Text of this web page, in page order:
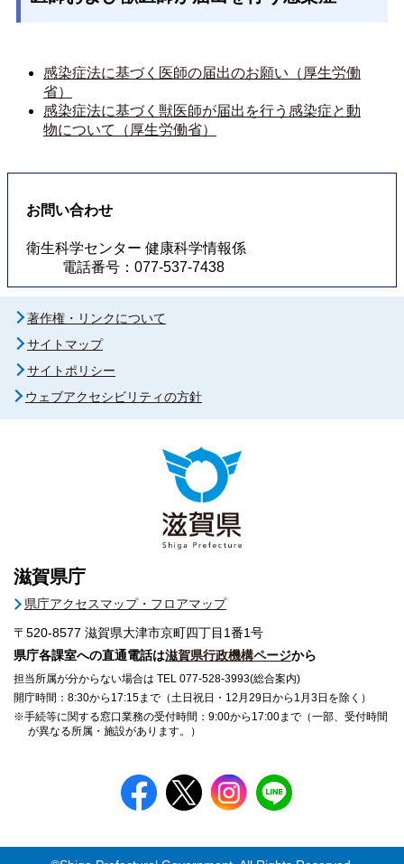
感染症法に基づく医師の届出のお願い（厚生労働
省）
感染症法に基づく獣医師が届出を行う感染症と動
物について（厚生労働省）
お問い合わせ
衛生科学センター 健康科学情報係
電話番号：077-537-7438
著作権・リンクについて
サイトマップ
サイトポリシー
ウェブアクセシビリティの方針
滋賀県庁
県庁アクセスマップ・フロアマップ
〒520-8577 滋賀県大津市京町四丁目1番1号
県庁各課室への直通電話は滋賀県行政機構ページから
担当所属が分からない場合は TEL 077-528-3993(総合案内)
開庁時間：8:30から17:15まで（土日祝日・12月29日から1月3日を除く）
※手続等に関する窓口業務の受付時間：9:00から17:00まで（一部、受付時間
が異なる所属・施設があります。）